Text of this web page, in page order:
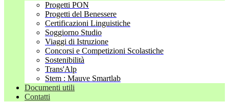
Progetti PON
Progetti del Benessere
Certificazioni Linguistiche
Soggiorno Studio
Viaggi di Istruzione
Concorsi e Competizioni Scolastiche
Sostenibilità
Trans'Alp
Stem : Mauve Smartlab
Documenti utili
Contatti